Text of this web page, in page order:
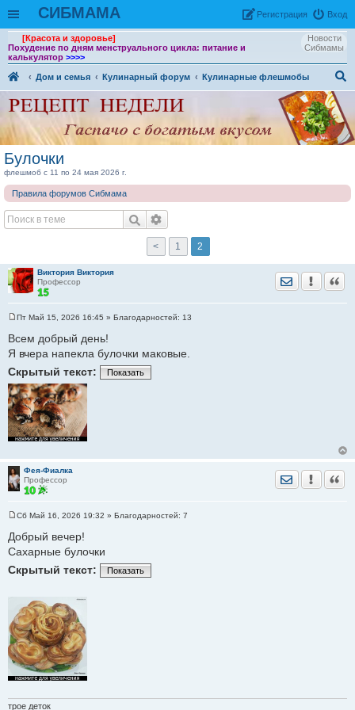
СИБМАМА Вход
Рeгиcтpaция
Новости
Сибмамы
[Красота и здоровье]
Похудение по дням менструального цикла: питание и
калькулятор >>>>
Дом и семья Кулинарный форум
Кулинарные флешмобы
ск
Булочки
флешмоб с 11 по 24 мая 2026 г.
Правила форумов Сибмама
< 1 2
Виктория Виктория
Профессор
Отправить
о
б
е
н
и
е
Пт Май 15, 2026 16:45 » Благодарностей: 13
Всем добрый день!
Я вчера напекла булочки маковые.
Скрытый текст:
Показать
Фея-Фиалка
Профессор
Отправить
о
б
е
Сб Май 16, 2026 19:32 » Благодарностей: 7
Добрый вечер!
Сахарные булочки
Скрытый текст:
Показать
трое деток